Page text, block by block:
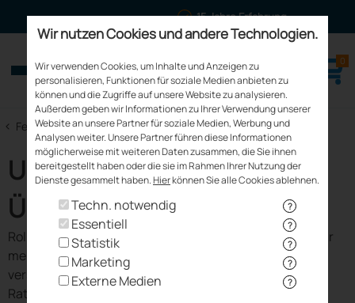
15 Jahre Erfahrung
Mehrfach ausgezeichnet
meinfenster24.de
Fenster - Türen - Rollläden
0
< Fenster Kaufen
Unsere Rollladen im
Überblick
Rollladen sind eine beliebte und effektive Möglichkeit für
mehr Privatsphäre im eigenen Haus. Es gibt sie in
verschiedenen Ausführungen und Farben. In unserem
Ratgeber erhalten Sie einen Überblick über die Vor- und
Wir nutzen Cookies und andere Technologien.
Wir verwenden Cookies, um Inhalte und Anzeigen zu
personalisieren, Funktionen für soziale Medien anbieten zu
können und die Zugriffe auf unsere Website zu analysieren.
Außerdem geben wir Informationen zu Ihrer Verwendung unserer
Website an unsere Partner für soziale Medien, Werbung und
Analysen weiter. Unsere Partner führen diese Informationen
möglicherweise mit weiteren Daten zusammen, die Sie ihnen
bereitgestellt haben oder die sie im Rahmen Ihrer Nutzung der
Dienste gesammelt haben.Hierkönnen Sie alle Cookies ablehnen.
Techn. notwendig ?
Essentiell ?
Statistik ?
Marketing ?
Externe Medien ?